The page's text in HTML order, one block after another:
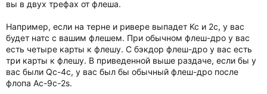
вы в двух трефах от флеша.
Например, если на терне и ривере выпадет Kc и 2c, у вас
будет натс с вашим флешем. При обычном флеш-дро у вас
есть четыре карты к флешу. С бэкдор флеш-дро у вас есть
три карты к флешу. В приведенной выше раздаче, если бы у
вас были Qc-4c, у вас был бы обычный флеш-дро после
флопа Ac-9c-2s.